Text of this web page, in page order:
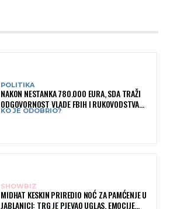
POLITIKA
NAKON NESTANKA 780.000 EURA, SDA TRAŽI
ODGOVORNOST VLADE FBIH I RUKOVODSTVA
IGMANA
KO JE ODOBRIO?
SHOWBIZ
MIDHAT KESKIN PRIREDIO NOĆ ZA PAMĆENJE U
JABLANICI: TRG JE PJEVAO UGLAS, EMOCIJE